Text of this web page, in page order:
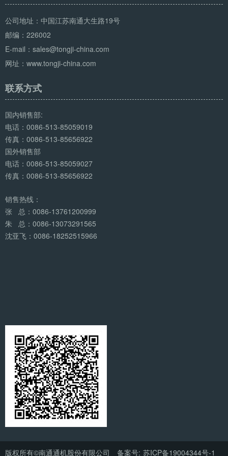
公司地址：中国江苏南通大生路19号
邮编：226002
E-mail：sales@tongji-china.com
网址：www.tongji-china.com
联系方式
国内销售部:
电话：0086-513-85059019
传真：0086-513-85656922
国外销售部
电话：0086-513-85059027
传真：0086-513-85656922
销售热线：
张 总：0086-13761200999
朱 总：0086-13073291565
沈亚飞：0086-18252515966
版权所有©南通通机股份有限公司 备案号: 苏ICP备19004344号-1